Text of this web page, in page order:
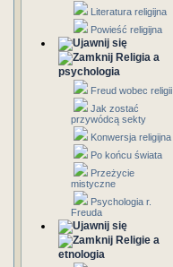
Literatura religijna
Powieść religijna
Religia a
psychologia
Freud wobec religii
Jak zostać
przywódcą sekty
Konwersja religijna
Po końcu świata
Przeżycie
mistyczne
Psychologia r.
Freuda
Religie a
etnologia